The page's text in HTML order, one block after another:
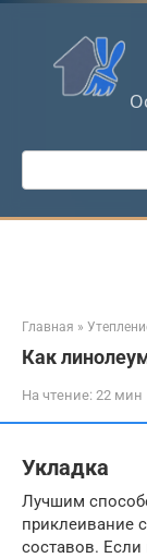
Перейти
контенту
Поиск:
Главная »
Как
На чтение: 22 мин
Укладка
Лучшим
приклеивание
составов.